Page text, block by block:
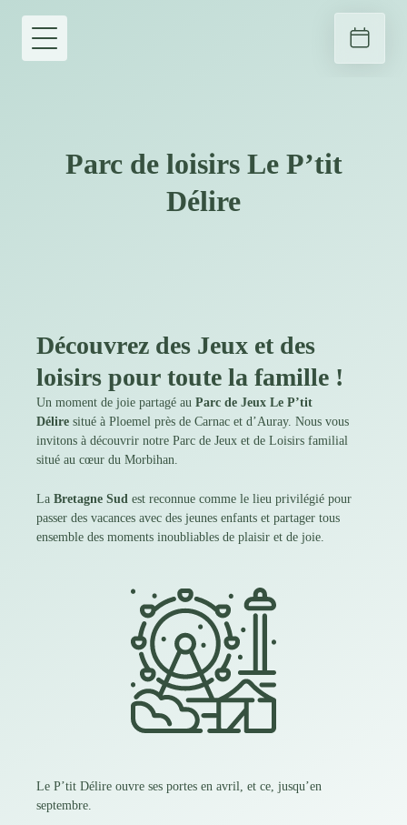
Parc de loisirs Le P’tit
Délire
Découvrez des Jeux et des
loisirs pour toute la famille !
Un moment de joie partagé au Parc de Jeux Le P’tit
Délire situé à Ploemel près de Carnac et d’Auray. Nous vous
invitons à découvrir notre Parc de Jeux et de Loisirs familial
situé au cœur du Morbihan
La Bretagne Sud est reconnue comme le lieu privilégié pour
passer des vacances avec des jeunes enfants et partager tous
ensemble des moments inoubliables de plaisir et de joie.
Le P’tit Délire ouvre ses portes en avril, et ce, jusqu’en
septembre.